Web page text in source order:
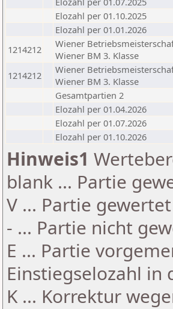
Elozahl per 01.10.2025
Elozahl per 01.01.2026
1214212
Wiener
Wiener BM 3. Klasse
1214212
Wiener
Wiener BM 3. Klasse
Gesamtpartien 2
Elozahl per 01.04.2026
Elozahl per 01.07.2026
Elozahl per 01.10.2026
Hinweis1
blank ... Partie
V ... Partie
- ... Partie nicht
E ... Partie
Einstiegselozahl in
K ... Korrektur